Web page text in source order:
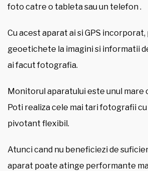
foto catre o tableta sau un telefon .
Cu acest aparat ai si GPS
geoetichete la imagini si informatii
ai facut fotografia.
Monitorul aparatului este unul mare
Poti realiza cele mai tari fotografii
pivotant flexibil.
Atunci cand nu beneficiezi de
aparat poate atinge performante